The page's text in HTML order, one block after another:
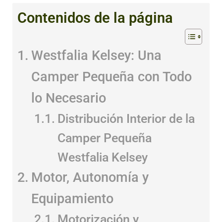
Contenidos de la página
Westfalia Kelsey: Una
Camper Pequeña con Todo
lo Necesario
Distribución Interior de
la Camper Pequeña
Westfalia Kelsey
Motor, Autonomía y
Equipamiento
Motorización y